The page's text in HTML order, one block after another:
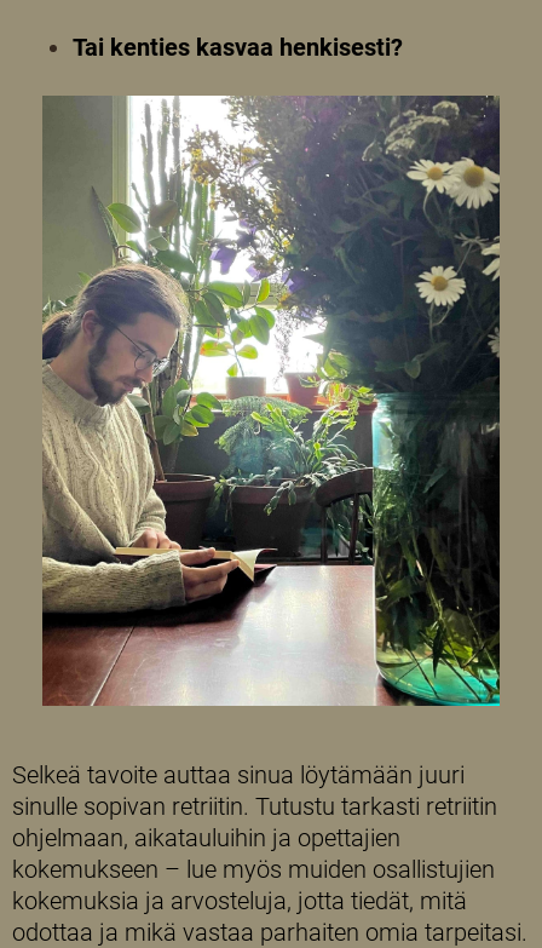
Tai kenties kasvaa henkisesti?
Selkeä tavoite auttaa sinua löytämään juuri
sinulle sopivan retriitin. Tutustu tarkasti retriitin
ohjelmaan, aikatauluihin ja opettajien
kokemukseen – lue myös muiden osallistujien
kokemuksia ja arvosteluja, jotta tiedät, mitä
odottaa ja mikä vastaa parhaiten omia tarpeitasi.